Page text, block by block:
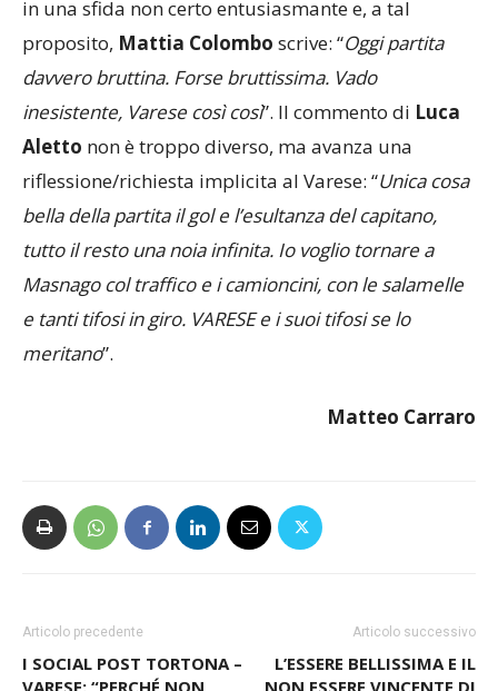
Oggettivamenteil Varese ha meritato la vittoria
in una sfida non certo entusiasmante e, a tal
proposito,Mattia Colomboscrive: “Oggi partita
davvero bruttina. Forse bruttissima. Vado
inesistente, Varese così così”. Il commento di
Alettonon è troppo diverso, ma avanza una
riflessione/richiesta implicita al Varese: “Unica cosa
bella della partita il gol e l’esultanza del capitano,
tutto il resto una noia infinita. Io voglio tornare a
Masnago col traffico e i camioncini, con le salamelle
e tanti tifosi in giro. VARESE e i suoi tifosi se lo
Articolo precedente Articolo successivo